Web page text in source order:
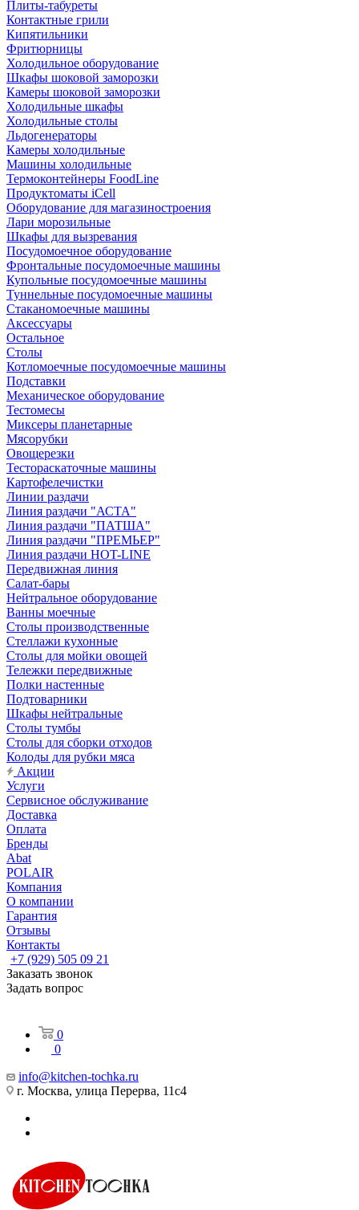
Плиты-табуреты
Контактные грили
Кипятильники
Фритюрницы
Холодильное оборудование
Шкафы шоковой заморозки
Камеры шоковой заморозки
Холодильные шкафы
Холодильные столы
Льдогенераторы
Камеры холодильные
Машины холодильные
Термоконтейнеры FoodLine
Продуктоматы iCell
Оборудование для магазиностроения
Лари морозильные
Шкафы для вызревания
Посудомоечное оборудование
Фронтальные посудомоечные машины
Купольные посудомоечные машины
Туннельные посудомоечные машины
Стаканомоечные машины
Аксессуары
Остальное
Столы
Котломоечные посудомоечные машины
Подставки
Механическое оборудование
Тестомесы
Миксеры планетарные
Мясорубки
Овощерезки
Тестораскаточные машины
Картофелечистки
Линии раздачи
Линия раздачи "АСТА"
Линия раздачи "ПАТША"
Линия раздачи "ПРЕМЬЕР"
Линия раздачи HOT-LINE
Передвижная линия
Салат-бары
Нейтральное оборудование
Ванны моечные
Столы производственные
Стеллажи кухонные
Столы для мойки овощей
Тележки передвижные
Полки настенные
Подтоварники
Шкафы нейтральные
Столы тумбы
Столы для сборки отходов
Колоды для рубки мяса
Акции
Услуги
Сервисное обслуживание
Доставка
Оплата
Бренды
Abat
POLAIR
Компания
О компании
Гарантия
Отзывы
Контакты
+7 (929) 505 09 21
Заказать звонок
Задать вопрос
0
0
info@kitchen-tochka.ru
г. Москва, улица Перерва, 11с4